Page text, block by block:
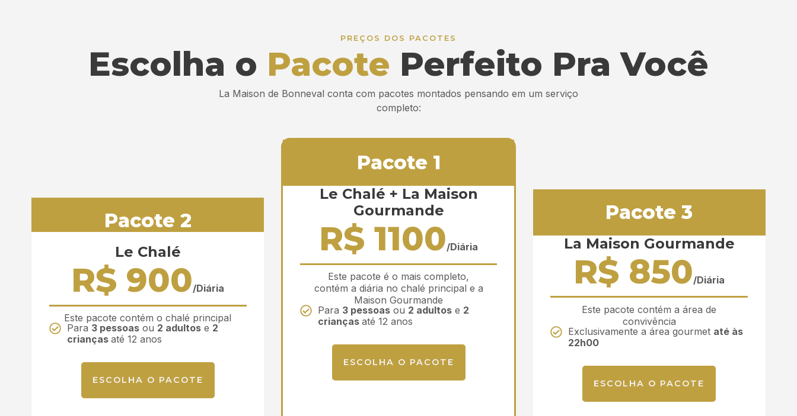
PREÇOS DOS PACOTES
Escolha o Pacote Perfeito Pra Você
La Maison de Bonneval conta com pacotes montados pensando em um serviço
completo:
Pacote 2
Le Chalé
R$ 900/Diária
Este pacote contém o chalé principal
Para 3 pessoasou 2 adultose 2
crianças até 12 anos
ESCOLHA O PACOTE
Pacote 1
Le Chalé + La Maison
Gourmande
R$ 1100/Diária
Este pacote é o mais completo,
contém a diária no chalé principal e a
Maison Gourmande
Para 3 pessoas ou 2 adultos e 2
criançasaté 12 anos
ESCOLHA O PACOTE
Pacote 3
La Maison Gourmande
R$ 850/Diária
Este pacote contém a área de
convivência
Exclusivamente a área gourmet até às
22h00
ESCOLHA O PACOTE